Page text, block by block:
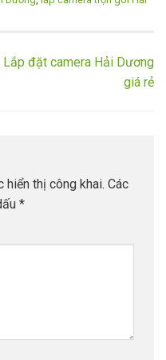
Lắp đặt camera Hải Dương
giá rẻ
hiển thị công khai. Các
*